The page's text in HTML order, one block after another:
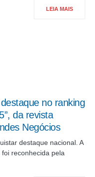
LEIA MAIS
no ranking
da revista
Negócios
destaque nacional. A
reconhecida pela